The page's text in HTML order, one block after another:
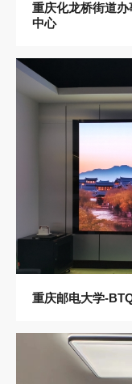
重庆化龙桥街道
中心
重庆邮电大学-